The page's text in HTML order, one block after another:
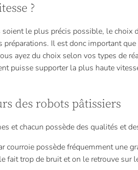
?
le plus précis possible, le choix
préparations. Il est donc important
ayez du choix selon vos types de
puisse supporter la plus haute
des robots pâtissiers
et chacun possède des qualités et
courroie possède fréquemment une
fait trop de bruit et on le retrouve sur